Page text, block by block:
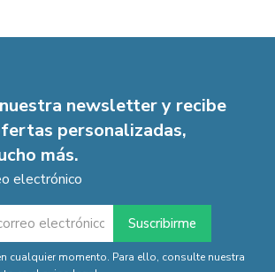
newsletter y recibe
personalizadas,
más.
electrónico
cualquier momento. Para ello, consulte nuestra